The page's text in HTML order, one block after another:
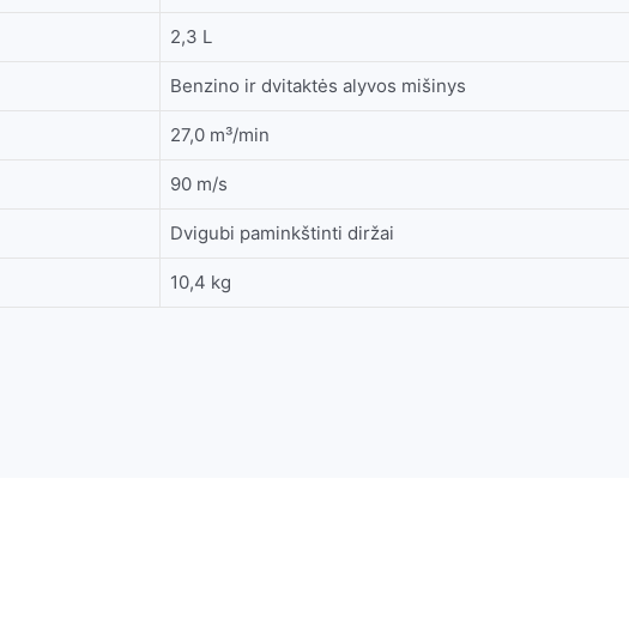
2,3 L
Benzino ir dvitaktės alyvos mišinys
27,0 m³/min
90 m/s
Dvigubi paminkštinti diržai
10,4 kg